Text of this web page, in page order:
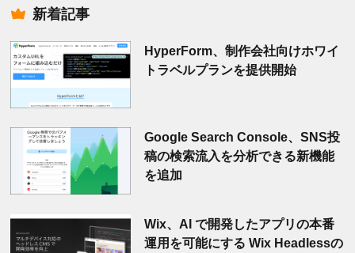
新着記事
HyperForm、制作会社向けホワイ
トラベルプランを提供開始
Google Search Console、SNS投
稿の検索流入を分析できる新機能
を追加
Wix、AI で開発したアプリの本番
運用を可能にする Wix Headlessの